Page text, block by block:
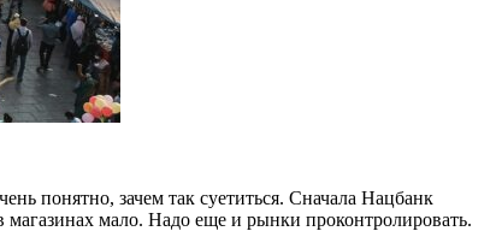
понятно, зачем так суетиться. Сначала Нацбанк
мало. Надо еще и рынки проконтролировать.